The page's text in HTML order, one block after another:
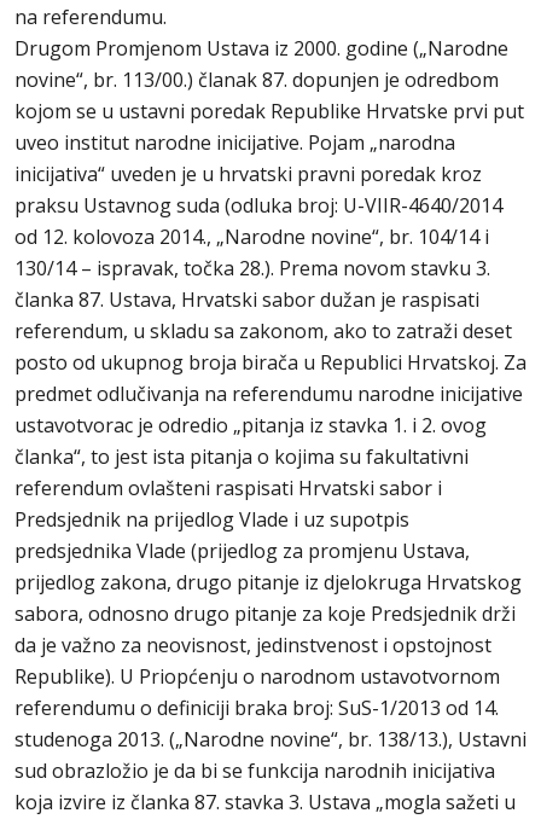
na referendumu.
Drugom Promjenom Ustava iz 2000. godine („Narodne
novine“, br. 113/00.) članak 87. dopunjen je odredbom
kojom se u ustavni poredak Republike Hrvatske prvi put
uveo institut narodne inicijative. Pojam „narodna
inicijativa“ uveden je u hrvatski pravni poredak kroz
praksu Ustavnog suda (odluka broj: U-VIIR-4640/2014
od 12. kolovoza 2014., „Narodne novine“, br. 104/14 i
130/14 – ispravak, točka 28.). Prema novom stavku 3.
članka 87. Ustava, Hrvatski sabor dužan je raspisati
referendum, u skladu sa zakonom, ako to zatraži deset
posto od ukupnog broja birača u Republici Hrvatskoj. Za
predmet odlučivanja na referendumu narodne inicijative
ustavotvorac je odredio „pitanja iz stavka 1. i 2. ovog
članka“, to jest ista pitanja o kojima su fakultativni
referendum ovlašteni raspisati Hrvatski sabor i
Predsjednik na prijedlog Vlade i uz supotpis
predsjednika Vlade (prijedlog za promjenu Ustava,
prijedlog zakona, drugo pitanje iz djelokruga Hrvatskog
sabora, odnosno drugo pitanje za koje Predsjednik drži
da je važno za neovisnost, jedinstvenost i opstojnost
Republike). U Priopćenju o narodnom ustavotvornom
referendumu o definiciji braka broj: SuS-1/2013 od 14.
studenoga 2013. („Narodne novine“, br. 138/13.), Ustavni
sud obrazložio je da bi se funkcija narodnih inicijativa
koja izvire iz članka 87. stavka 3. Ustava „mogla sažeti u